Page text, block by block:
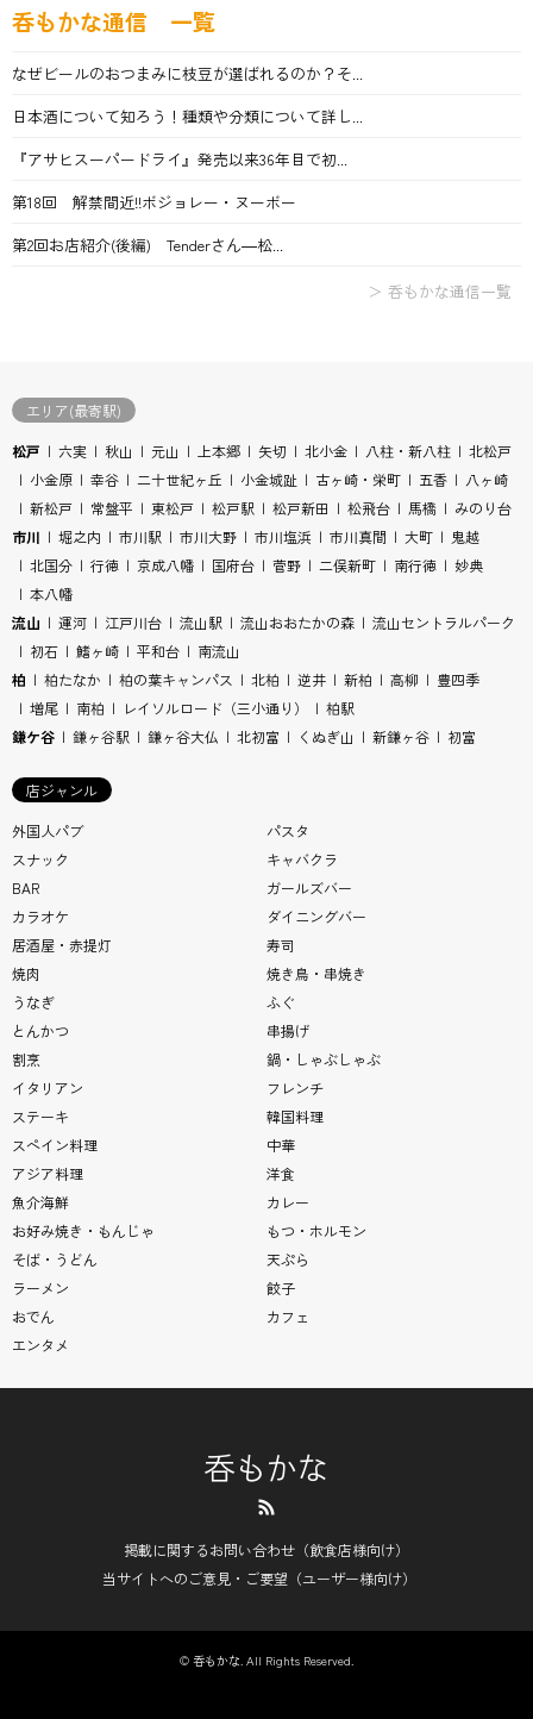
呑もかな通信 一覧
なぜビールのおつまみに枝豆が選ばれるのか？そ...
日本酒について知ろう！種類や分類について詳し...
『アサヒスーパードライ』発売以来36年目で初...
第18回 解禁間近!!ボジョレー・ヌーボー
第2回お店紹介(後編) Tenderさん―松...
＞ 呑もかな通信一覧
エリア(最寄駅)
松戸
六実 秋山 元山 上本郷 矢切 北小金 八柱・新八柱
北松戸
小金原
幸谷 二十世紀ヶ丘 小金城趾 古ヶ崎・栄町 五香
八ヶ崎
新松戸
常盤平 東松戸 松戸駅 松戸新田 松飛台 馬橋
みのり台
市川
堀之内 市川駅 市川大野 市川塩浜 市川真間 大町
鬼越
北国分
行徳 京成八幡 国府台 菅野 二俣新町 南行徳
妙典
本八幡
流山
運河 江戸川台 流山駅 流山おおたかの森
流山セントラルパーク
初石
鰭ヶ崎 平和台
南流山
柏
柏たなか 柏の葉キャンパス 北柏 逆井 新柏 高柳
豊四季
増尾
南柏 レイソルロード（三小通り）
柏駅
鎌ケ谷
鎌ヶ谷駅 鎌ヶ谷大仏 北初富 くぬぎ山 新鎌ヶ谷 初富
店ジャンル
外国人パブ
パスタ
スナック
キャバクラ
BAR
ガールズバー
カラオケ
ダイニングバー
居酒屋・赤提灯
寿司
焼肉
焼き鳥・串焼き
うなぎ
ふぐ
とんかつ
串揚げ
割烹
鍋・しゃぶしゃぶ
イタリアン
フレンチ
ステーキ
韓国料理
スペイン料理
中華
アジア料理
洋食
魚介海鮮
カレー
お好み焼き・もんじゃ
もつ・ホルモン
そば・うどん
天ぷら
ラーメン
餃子
おでん
カフェ
エンタメ
呑もかな
掲載に関するお問い合わせ（飲食店様向け）
当サイトへのご意見・ご要望（ユーザー様向け）
© 呑もかな . All Rights Reserved.